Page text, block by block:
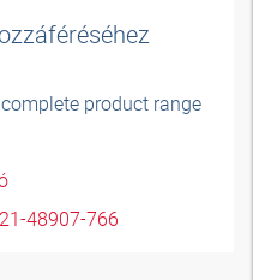
product range
48907-766